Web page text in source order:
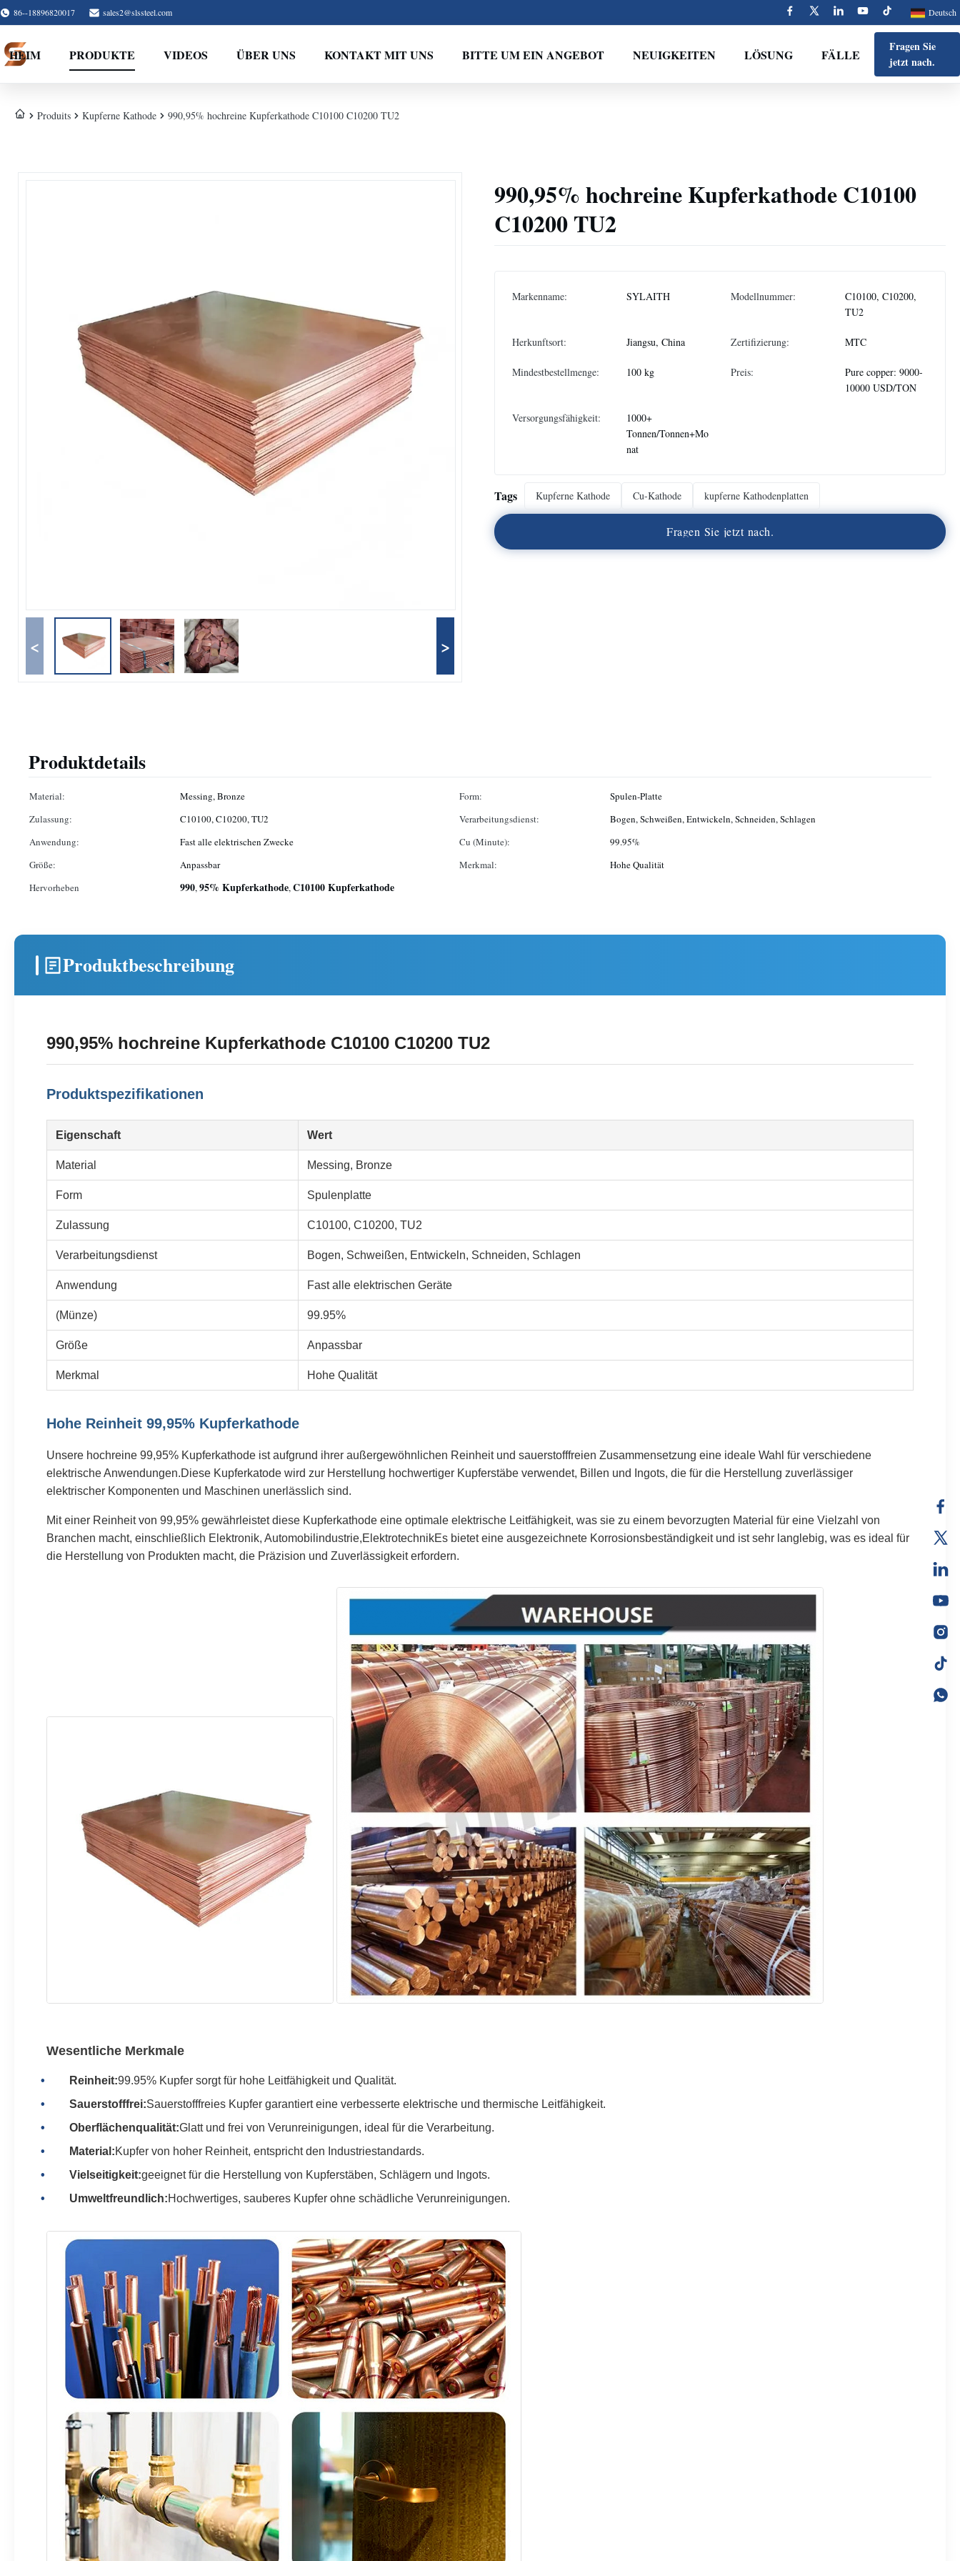
86--18896820017 sales2@slssteel.com Deutsch
HEIM PRODUKTE VIDEOS ÜBER UNS KONTAKT MIT UNS BITTE UM EIN ANGEBOT NEUIGKEITEN LÖSUNG FÄLLE
Fragen Sie
jetzt nach.
Produits Kupferne Kathode 990,95% hochreine Kupferkathode C10100 C10200 TU2
< >
990,95% hochreine Kupferkathode C10100
C10200 TU2
Markenname: SYLAITH Modellnummer:
C10100, C10200,
TU2
Herkunftsort: Jiangsu, China Zertifizierung: MTC
Mindestbestellmenge: 100 kg Preis:
Pure copper: 9000-
10000 USD/TON
Versorgungsfähigkeit:
1000+
Tonnen/Tonnen+Mo
nat
Tags Kupferne Kathode Cu-Kathode kupferne Kathodenplatten
Fragen Sie jetzt nach.
Produktdetails
Material: Messing, Bronze Form:
Spulen-Platte
Zulassung:
C10100, C10200, TU2 Verarbeitungsdienst:
Bogen, Schweißen, Entwickeln, Schneiden, Schlagen
Anwendung:
Fast alle elektrischen Zwecke Cu (Minute):
99.95%
Größe:
Anpassbar Merkmal:
Hohe Qualität
Hervorheben
990,95% Kupferkathode,C10100 Kupferkathode
Produktbeschreibung
990,95% hochreine Kupferkathode C10100 C10200 TU2
Produktspezifikationen
Eigenschaft Wert
Material Messing, Bronze
Form Spulenplatte
Zulassung C10100, C10200, TU2
Verarbeitungsdienst Bogen, Schweißen, Entwickeln, Schneiden, Schlagen
Anwendung Fast alle elektrischen Geräte
(Münze) 99.95%
Größe Anpassbar
Merkmal Hohe Qualität
Hohe Reinheit 99,95% Kupferkathode
Unsere hochreine 99,95% Kupferkathode ist aufgrund ihrer außergewöhnlichen Reinheit und sauerstofffreien Zusammensetzung eine ideale Wahl für verschiedene
elektrische Anwendungen.Diese Kupferkatode wird zur Herstellung hochwertiger Kupferstäbe verwendet, Billen und Ingots, die für die Herstellung zuverlässiger
elektrischer Komponenten und Maschinen unerlässlich sind.
Mit einer Reinheit von 99,95% gewährleistet diese Kupferkathode eine optimale elektrische Leitfähigkeit, was sie zu einem bevorzugten Material für eine Vielzahl von
Branchen macht, einschließlich Elektronik, Automobilindustrie,ElektrotechnikEs bietet eine ausgezeichnete Korrosionsbeständigkeit und ist sehr langlebig, was es ideal für
die Herstellung von Produkten macht, die Präzision und Zuverlässigkeit erfordern.
Wesentliche Merkmale
Reinheit:99.95% Kupfer sorgt für hohe Leitfähigkeit und Qualität.
Sauerstofffrei:Sauerstofffreies Kupfer garantiert eine verbesserte elektrische und thermische Leitfähigkeit.
Oberflächenqualität:Glatt und frei von Verunreinigungen, ideal für die Verarbeitung.
Material:Kupfer von hoher Reinheit, entspricht den Industriestandards.
Vielseitigkeit:geeignet für die Herstellung von Kupferstäben, Schlägern und Ingots.
Umweltfreundlich:Hochwertiges, sauberes Kupfer ohne schädliche Verunreinigungen.